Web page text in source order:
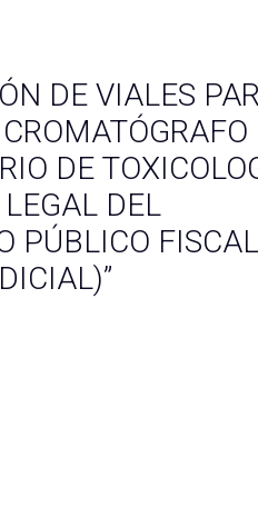
DE VIALES
DE
DEL
PÚBLICO FISCAL